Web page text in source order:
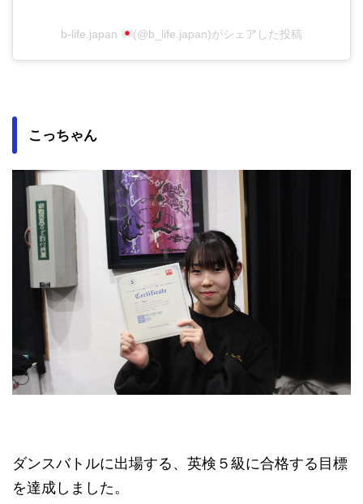
b-life.japan (@b_life.japan)がシェアした投稿
こっちゃん
ダンスバトルに出場する、英検５級に合格する目標
を達成しました。